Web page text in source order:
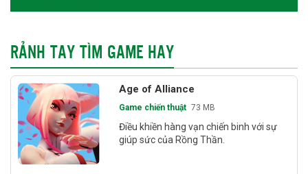
RẢNH TAY TÌM GAME HAY
Age of Alliance
Game chiến thuật 73 MB
Điều khiền hàng vạn chiến binh với sự
giúp sức của Rồng Thần.